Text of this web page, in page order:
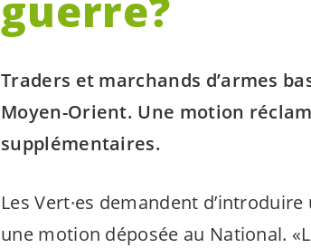
Traders et marchands d’armes
Moyen-Orient. Une motion
supplémentaires.
LesVert·es demandent
une motion déposée au National.